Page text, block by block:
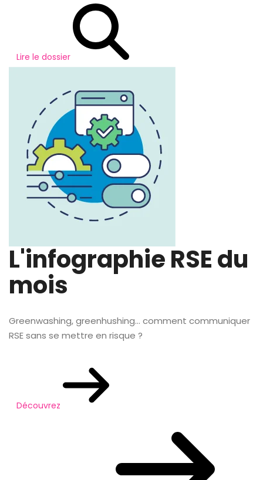
Lire le dossier
L'infographie RSE du
mois
Greenwashing, greenhushing… comment communiquer
RSE sans se mettre en risque ?
Découvrez